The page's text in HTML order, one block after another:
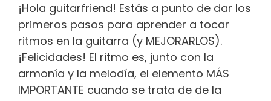
¡Hola guitarfriend! Estás a punto de dar los
primeros pasos para aprender a tocar
ritmos en la guitarra (y MEJORARLOS).
¡Felicidades! El ritmo es, junto con la
armonía y la melodía, el elemento MÁS
IMPORTANTE cuando se trata de de la